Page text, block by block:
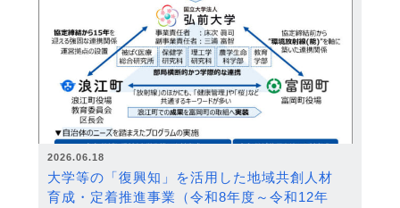
2026.06.18
大学等の「復興知」を活用した地域共創人材
育成・定着推進事業（令和8年度～令和12年